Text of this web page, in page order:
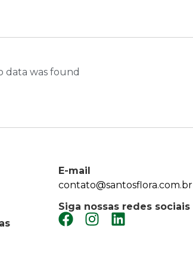
data was found
E-mail
contato@santosflora.com.br
Siga nossas redes sociais